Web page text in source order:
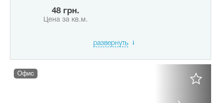
48 грн.
Цена за кв.м.
развернуть
Офис